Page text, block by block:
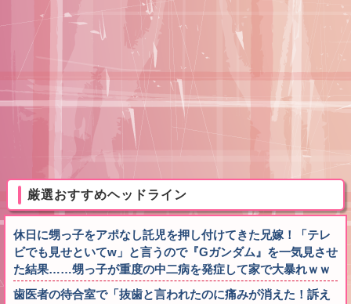
厳選おすすめヘッドライン
休日に甥っ子をアポなし託児を押し付けてきた兄嫁！「テレ
ビでも見せといてw」と言うので『Gガンダム』を一気見させ
た結果……甥っ子が重度の中二病を発症して家で大暴れｗｗ
歯医者の待合室で「抜歯と言われたのに痛みが消えた！訴え